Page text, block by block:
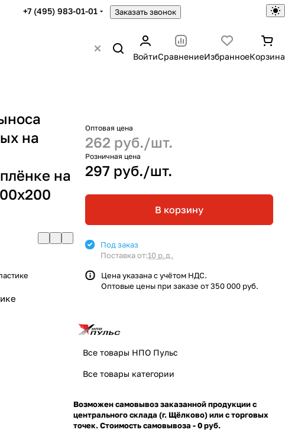
+7 (495) 983-01-01 Заказать звонок
ВойтиСравнениеИзбранноеКорзина
на
на
Оптовая цена
262 руб./шт.
Розничная цена
297 руб./шт.
В корзину
Под заказ
Поставка от:10 р.д.
Цена указана с учётом НДС.
Оптовые цены при заказе от 350 000 руб.
Все товары НПО Пульс
Все товары категории
Возможен самовывоз заказанной продукции с
центрального склада (г. Щёлково) или с торговых
точек. Стоимость самовывоза - 0 руб.